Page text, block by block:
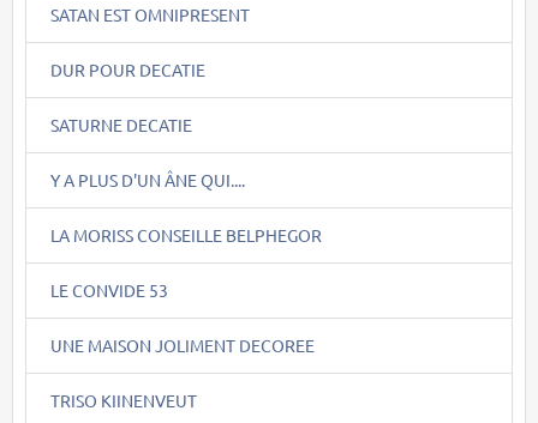
SATAN EST OMNIPRESENT
DUR POUR DECATIE
SATURNE DECATIE
Y A PLUS D'UN ÂNE QUI....
LA MORISS CONSEILLE BELPHEGOR
LE CONVIDE 53
UNE MAISON JOLIMENT DECOREE
TRISO KIINENVEUT